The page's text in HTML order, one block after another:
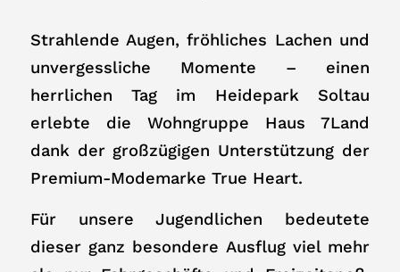
Strahlende Augen, fröhliches Lachen und
unvergessliche Momente – einen
herrlichen Tag im Heidepark Soltau
erlebte die Wohngruppe Haus 7Land
dank der großzügigen Unterstützung der
Premium-Modemarke True Heart.
Für unsere Jugendlichen bedeutete
dieser ganz besondere Ausflug viel mehr